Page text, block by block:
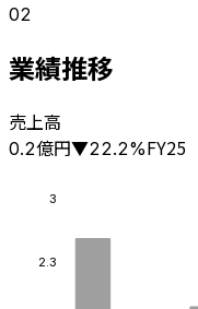
02
業績推移
売上高
0.2億円▼22.2%FY25
2.3
3